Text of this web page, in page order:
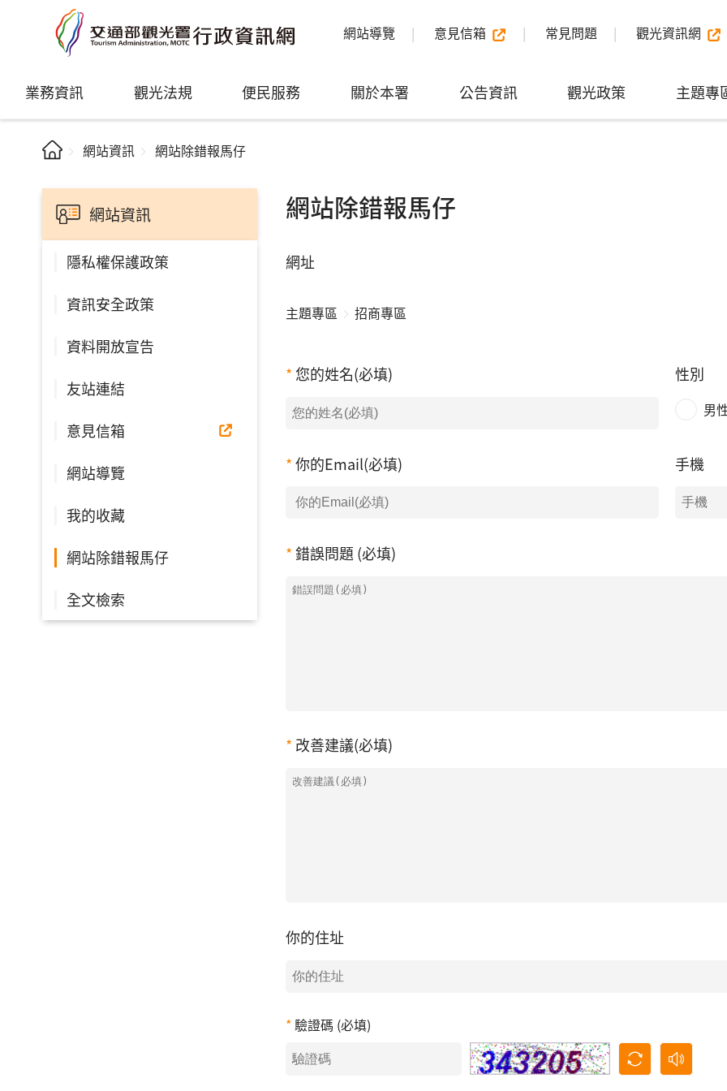
網站導覽 意見信箱 常見問題 觀光資訊網
業務資訊 觀光法規 便民服務 關於本署 公告資訊 觀光政策 主題專
網站資訊 網站除錯報馬仔
網站資訊
隱私權保護政策
資訊安全政策
資料開放宣告
友站連結
意見信箱
網站導覽
我的收藏
網站除錯報馬仔
全文檢索
網站除錯報馬仔
網址
主題專區 招商專區
您的姓名(必填) 性別
男
你的Email(必填) 手機
錯誤問題 (必填)
改善建議(必填)
你的住址
驗證碼 (必填)